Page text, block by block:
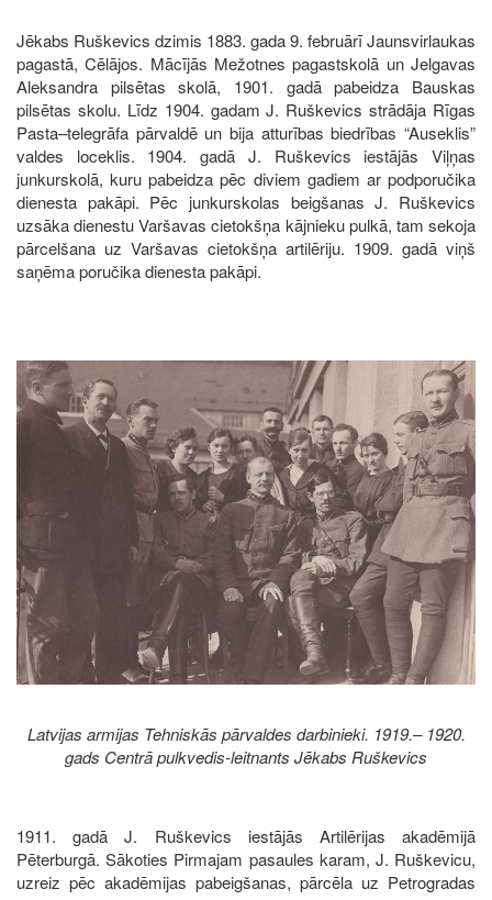
Jēkabs Ruškevics dzimis 1883. gada 9. februārī Jaunsvirlaukas
pagastā, Cēlājos. Mācījās Mežotnes pagastskolā un Jelgavas
Aleksandra pilsētas skolā, 1901. gadā pabeidza Bauskas
pilsētas skolu. Līdz 1904. gadam J. Ruškevics strādāja Rīgas
Pasta–telegrāfa pārvaldē un bija atturības biedrības “Auseklis”
valdes loceklis. 1904. gadā J. Ruškevics iestājās Viļņas
junkurskolā, kuru pabeidza pēc diviem gadiem ar podporučika
dienesta pakāpi. Pēc junkurskolas beigšanas J. Ruškevics
uzsāka dienestu Varšavas cietokšņa kājnieku pulkā, tam sekoja
pārcelšana uz Varšavas cietokšņa artilēriju. 1909. gadā viņš
saņēma poručika dienesta pakāpi.
Image
Latvijas armijas Tehniskās pārvaldes darbinieki. 1919.– 1920.
gads Centrā pulkvedis-leitnants Jēkabs Ruškevics
1911. gadā J. Ruškevics iestājās Artilērijas akadēmijā
Pēterburgā. Sākoties Pirmajam pasaules karam, J. Ruškevicu,
uzreiz pēc akadēmijas pabeigšanas, pārcēla uz Petrogradas